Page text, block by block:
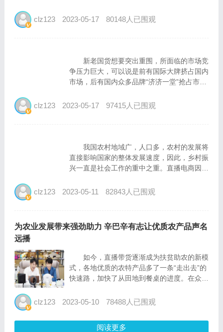
货发展而助力。辛巴辛有志对自己的定位并不
clz123 2023-05-17 80148人已围观
新老国货想要突出重围，所面临的市场竞
争压力巨大，可以说是前有国际大牌挤占国内
市场，后有国内众多品牌“济济一堂”抢占市场
难。 近两年，不少国货品牌把目光瞄准
clz123 2023-05-17 97415人已围观
我国农村地域广，人口多，农村的发展将
直接影响国家的整体发展速度，因此，乡村振
兴一直是社会工作的重中之重。直播电商因为
在与农村融合的过程中，逐渐成为了解锁乡村
clz123 2023-05-11 82843人已围观
为农业发展带来强劲助力 辛巴辛有志让优质农产品声名
远播
如今，直播带货逐渐成为扶贫助农的新模
式，各地优质的农特产品多了一条“走出去”的
快速路，加快了从田地到餐桌的进度。在众多
播电商企业辛选集团创始人辛巴辛有志的公益
感受到了直播带货为...
clz123 2023-05-10 78488人已围观
阅读更多